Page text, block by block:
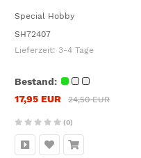
Special Hobby
SH72407
Lieferzeit: 3-4 Tage
Bestand:
17,95 EUR
24,50 EUR
(0)